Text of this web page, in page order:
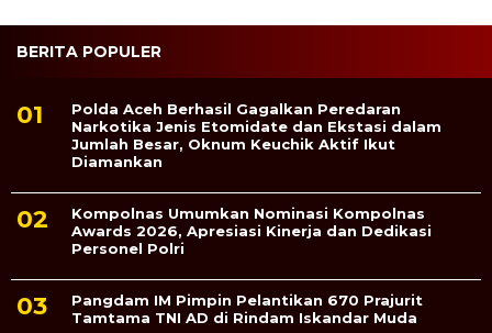
BERITA POPULER
Polda Aceh Berhasil Gagalkan Peredaran
Narkotika Jenis Etomidate dan Ekstasi dalam
Jumlah Besar, Oknum Keuchik Aktif Ikut
Diamankan
Kompolnas Umumkan Nominasi Kompolnas
Awards 2026, Apresiasi Kinerja dan Dedikasi
Personel Polri
Pangdam IM Pimpin Pelantikan 670 Prajurit
Tamtama TNI AD di Rindam Iskandar Muda